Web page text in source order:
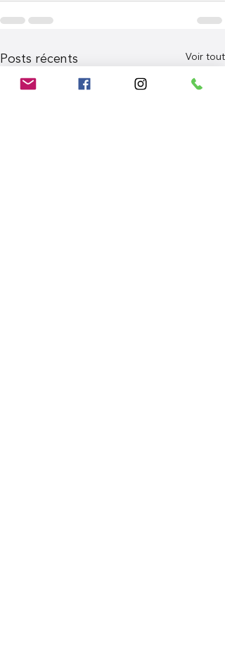
Posts récents Voir tout